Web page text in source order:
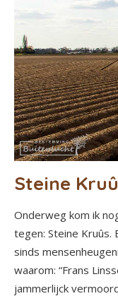
Steine
Onderweg kom ik
tegen: Steine Kruûs.
sinds
waarom: “Frans
jammerlijck